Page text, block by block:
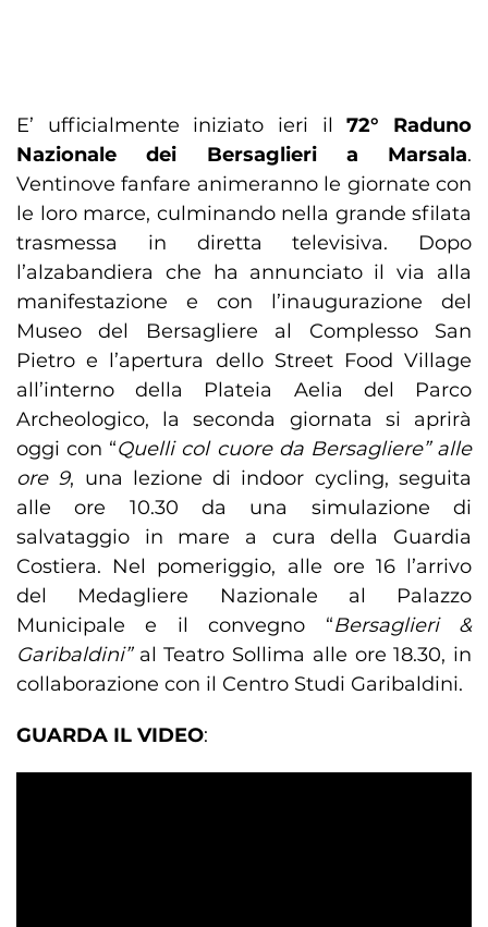
E’ ufficialmente iniziato ieri il 72° Raduno
Nazionale dei Bersaglieri a Marsala.
Ventinove fanfare animeranno le giornate con
le loro marce, culminando nella grande sfilata
trasmessa in diretta televisiva. Dopo
l’alzabandiera che ha annunciato il via alla
manifestazione e con l’inaugurazione del
Museo del Bersagliere al Complesso San
Pietro e l’apertura dello Street Food Village
all’interno della Plateia Aelia del Parco
Archeologico, la seconda giornata si aprirà
oggi con “Quelli col cuore da Bersagliere” alle
ore 9, una lezione di indoor cycling, seguita
alle ore 10.30 da una simulazione di
salvataggio in mare a cura della Guardia
Costiera. Nel pomeriggio, alle ore 16 l’arrivo
del Medagliere Nazionale al Palazzo
Municipale e il convegno “Bersaglieri &
Garibaldini”al Teatro Sollima alle ore 18.30, in
collaborazione con il Centro Studi Garibaldini.
GUARDA IL VIDEO: